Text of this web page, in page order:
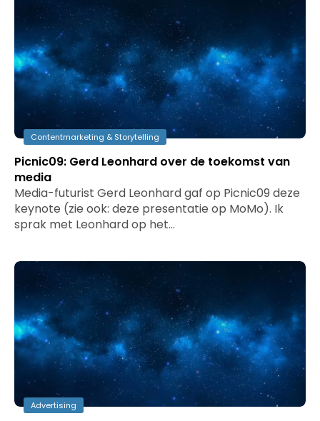
Contentmarketing & Storytelling
Picnic09: Gerd Leonhard over de toekomst van
media
Media-futurist Gerd Leonhard gaf op Picnic09 deze
keynote (zie ook: deze presentatie op MoMo). Ik
sprak met Leonhard op het…
Advertising